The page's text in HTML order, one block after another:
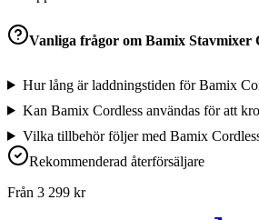
Vanliga frågor om Bamix Stavmixer
Hur lång är laddningstiden för Bamix
Kan Bamix Cordless användas för att
Vilka tillbehör följer med Bamix
Rekommenderad återförsäljare
Från 3 299 kr